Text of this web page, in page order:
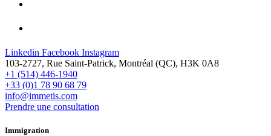
Linkedin Facebook Instagram
103-2727, Rue Saint-Patrick, Montréal (QC), H3K 0A8
+1 (514) 446-1940
+33 (0)1 78 90 68 79
info@immetis.com
Prendre une consultation
Immigration